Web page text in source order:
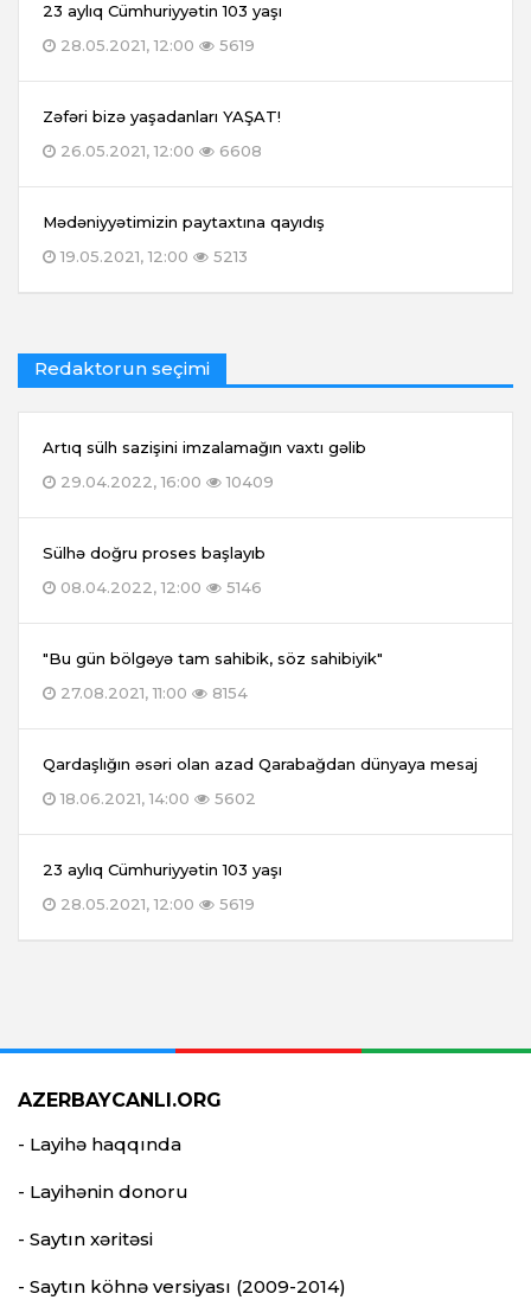
23 aylıq Cümhuriyyətin 103 yaşı
28.05.2021, 12:00
5619
Zəfəri bizə yaşadanları YAŞAT!
26.05.2021, 12:00
6608
Mədəniyyətimizin paytaxtına qayıdış
19.05.2021, 12:00
5213
Redaktorun seçimi
Artıq sülh sazişini imzalamağın vaxtı gəlib
29.04.2022, 16:00
10409
Sülhə doğru proses başlayıb
08.04.2022, 12:00
5146
"Bu gün bölgəyə tam sahibik, söz sahibiyik"
27.08.2021, 11:00
8154
Qardaşlığın əsəri olan azad Qarabağdan dünyaya mesaj
18.06.2021, 14:00
5602
23 aylıq Cümhuriyyətin 103 yaşı
28.05.2021, 12:00
5619
AZERBAYCANLI.ORG
- Layihə haqqında
- Layihənin donoru
- Saytın xəritəsi
- Saytın köhnə versiyası (2009-2014)